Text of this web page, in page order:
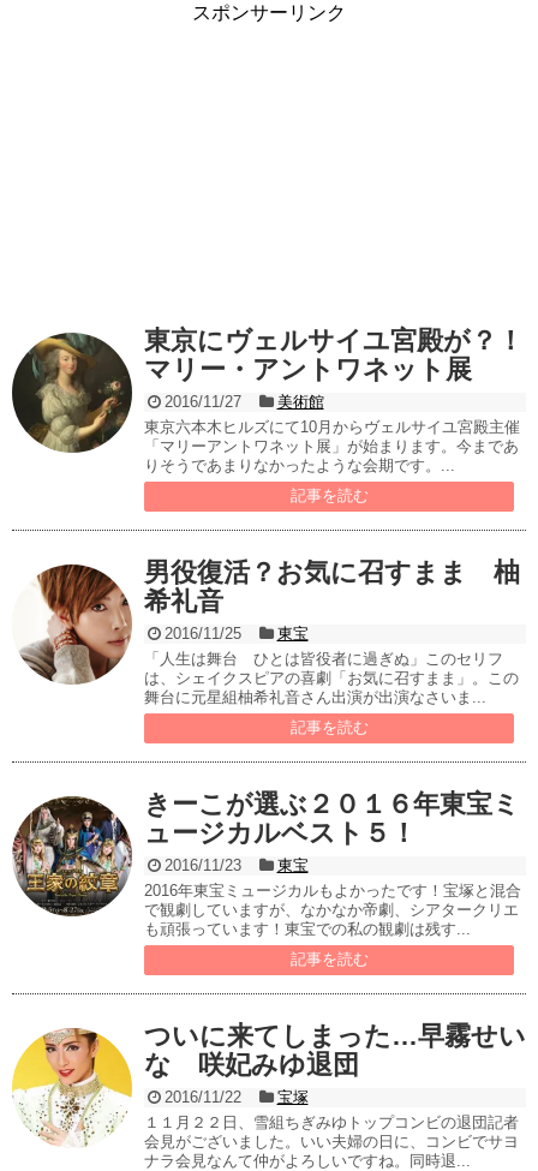
スポンサーリンク
東京にヴェルサイユ宮殿が？！
マリー・アントワネット展
2016/11/27
美術館
東京六本木ヒルズにて10月からヴェルサイユ宮殿主催
「マリーアントワネット展」が始まります。今まであ
りそうであまりなかったような会期です。...
記事を読む
男役復活？お気に召すまま 柚
希礼音
2016/11/25
東宝
「人生は舞台 ひとは皆役者に過ぎぬ」このセリフ
は、シェイクスピアの喜劇「お気に召すまま」。この
舞台に元星組柚希礼音さん出演が出演なさいま...
記事を読む
きーこが選ぶ２０１６年東宝ミ
ュージカルベスト５！
2016/11/23
東宝
2016年東宝ミュージカルもよかったです！宝塚と混合
で観劇していますが、なかなか帝劇、シアタークリエ
も頑張っています！東宝での私の観劇は残す...
記事を読む
ついに来てしまった…早霧せい
な 咲妃みゆ退団
2016/11/22
宝塚
１１月２２日、雪組ちぎみゆトップコンビの退団記者
会見がございました。いい夫婦の日に、コンビでサヨ
ナラ会見なんて仲がよろしいですね。同時退...